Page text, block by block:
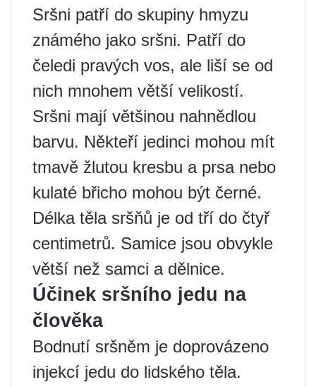
Sršni patří do skupiny hmyzu
známého jako sršni. Patří do
čeledi pravých vos, ale liší se od
nich mnohem větší velikostí.
Sršni mají většinou nahnědlou
barvu. Někteří jedinci mohou mít
tmavě žlutou kresbu a prsa nebo
kulaté břicho mohou být černé.
Délka těla sršňů je od tří do čtyř
centimetrů. Samice jsou obvykle
větší než samci a dělnice.
Účinek sršního jedu na
člověka
Bodnutí sršněm je doprovázeno
injekcí jedu do lidského těla.